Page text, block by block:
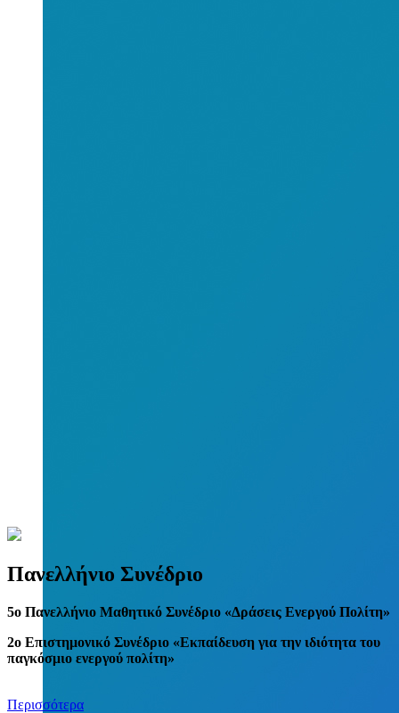
Πανελλήνιο Συνέδριο
5o Πανελλήνιο Μαθητικό Συνέδριο «Δράσεις Ενεργού Πολίτη»
2ο Επιστημονικό Συνέδριο «Εκπαίδευση για την ιδιότητα του
παγκόσμιο ενεργού πολίτη»
Περισσότερα